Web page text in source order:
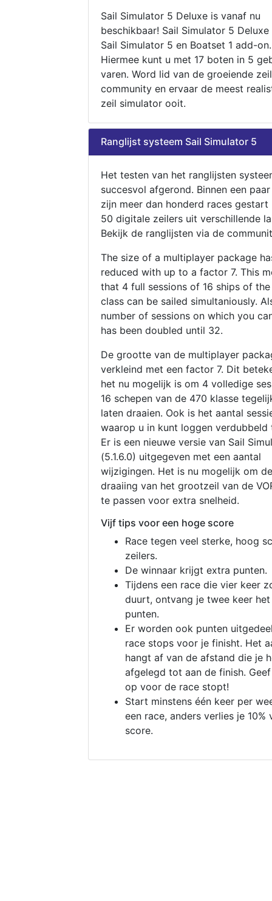
Sail Simulator 5 Deluxe is vanaf nu
beschikbaar! Sail Simulator 5
Sail Simulator 5 en Boatset 1 add-on.
Hiermee kunt u met 17 boten in 5
varen. Word lid van de groeiende zeil
community en ervaar de meest
zeil simulator ooit.
Ranglijst systeem Sail Simulator 5
Het testen van het ranglijsten
succesvol afgerond. Binnen een
zijn meer dan honderd races gestart
50 digitale zeilers uit verschillende
Bekijk de ranglijsten via de
The size of a multiplayer package
reduced with up to a factor 7. This
that 4 full sessions of 16 ships of
class can be sailed simultaniously.
number of sessions on which you
has been doubled until 32.
De grootte van de multiplayer
verkleind met een factor 7. Dit
het nu mogelijk is om 4 volledige
16 schepen van de 470 klasse
laten draaien. Ook is het aantal
waarop u in kunt loggen verdubbeld
Er is een nieuwe versie van Sail
(5.1.6.0) uitgegeven met een aantal
wijzigingen. Het is nu mogelijk om de
draaiing van het grootzeil van de
te passen voor extra snelheid.
Vijf tips voor een hoge score
Race tegen veel sterke, hoog
zeilers.
De winnaar krijgt extra punten.
Tijdens een race die vier keer
duurt, ontvang je twee keer
punten.
Er worden ook punten
race stops voor je finisht. Het
hangt af van de afstand die je
afgelegd tot aan de finish.
op voor de race stopt!
Start minstens één keer per
een race, anders verlies je 10%
score.